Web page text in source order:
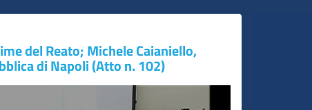
del Reato; Michele Caianiello,
di Napoli (Atto n. 102)